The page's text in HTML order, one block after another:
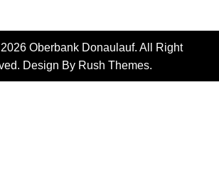
Oberbank Donaulauf. All Right
Design By Rush Themes.